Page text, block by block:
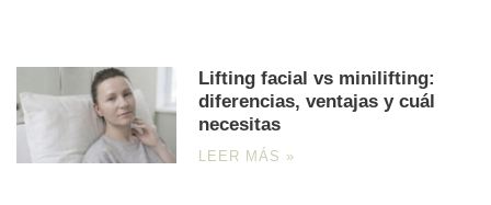
Lifting facial vs minilifting:
diferencias, ventajas y cuál
necesitas
LEER MÁS »